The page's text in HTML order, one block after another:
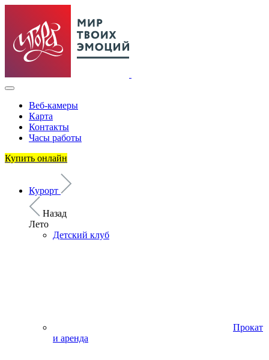
Веб-камеры
Карта
Контакты
Часы работы
Купить онлайн
Курорт
Назад
Лето
Детский клуб
Прокат
и аренда